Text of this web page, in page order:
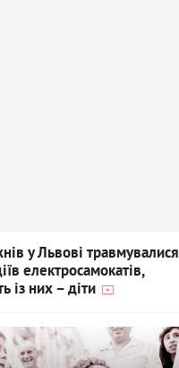
у Львові травмувалися
електросамокатів,
із них – діти